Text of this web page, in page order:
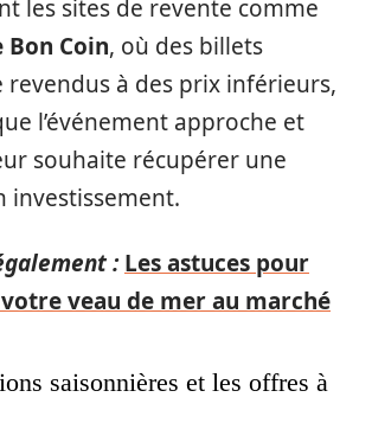
les sites de revente comme
Bon Coin, où des billets
à des prix inférieurs,
l’événement approche et
souhaite récupérer une
investissement.
: Les astuces pour
veau de mer au marché
saisonnières et les offres à